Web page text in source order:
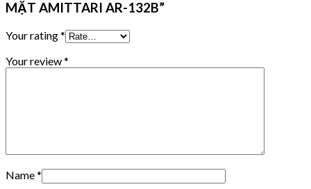
MẶT AMITTARI AR-132B”
Your rating*
Your review*
Name*